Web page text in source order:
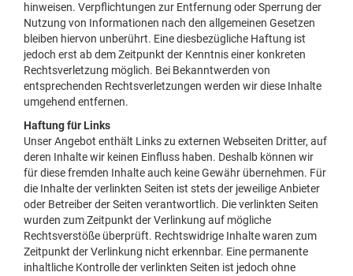
hinweisen. Verpflichtungen zur Entfernung oder Sperrung der
Nutzung von Informationen nach den allgemeinen Gesetzen
bleiben hiervon unberührt. Eine diesbezügliche Haftung ist
jedoch erst ab dem Zeitpunkt der Kenntnis einer konkreten
Rechtsverletzung möglich. Bei Bekanntwerden von
entsprechenden Rechtsverletzungen werden wir diese Inhalte
umgehend entfernen.
Haftung für Links
Unser Angebot enthält Links zu externen Webseiten Dritter, auf
deren Inhalte wir keinen Einfluss haben. Deshalb können wir
für diese fremden Inhalte auch keine Gewähr übernehmen. Für
die Inhalte der verlinkten Seiten ist stets der jeweilige Anbieter
oder Betreiber der Seiten verantwortlich. Die verlinkten Seiten
wurden zum Zeitpunkt der Verlinkung auf mögliche
Rechtsverstöße überprüft. Rechtswidrige Inhalte waren zum
Zeitpunkt der Verlinkung nicht erkennbar. Eine permanente
inhaltliche Kontrolle der verlinkten Seiten ist jedoch ohne